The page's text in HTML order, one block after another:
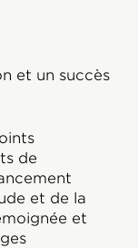
et un succès
de
et de la
et